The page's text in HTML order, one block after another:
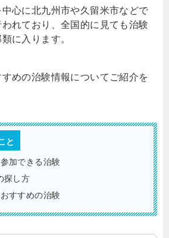
心に北九州市や久留米市などで
れており、全国的に見ても治験
に入ります。
めの治験情報についてご紹介を
と
加できる治験
探し方
すすめの治験